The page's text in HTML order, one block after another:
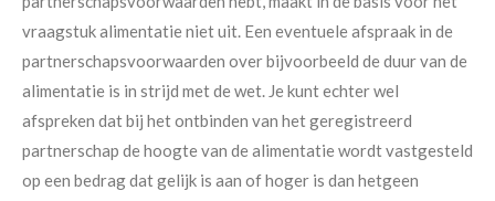
vraagstuk alimentatie niet uit. Een eventuele afspraak in de
partnerschapsvoorwaarden over bijvoorbeeld de duur van de
alimentatie is in strijd met de wet. Je kunt echter wel
afspreken dat bij het ontbinden van het geregistreerd
partnerschap de hoogte van de alimentatie wordt vastgesteld
op een bedrag dat gelijk is aan of hoger is dan hetgeen